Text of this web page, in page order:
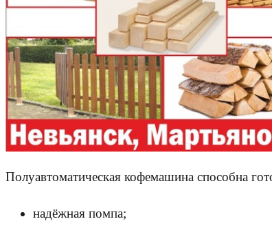
Полуавтоматическая кофемашина способна
надёжная помпа;